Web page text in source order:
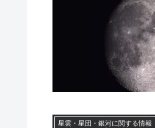
星雲・星団・銀河に関する情報